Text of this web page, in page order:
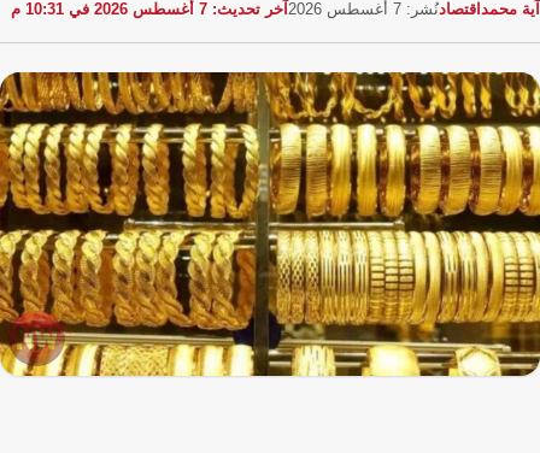
آية محمد اقتصادنُشر: 7 أغسطس 2026 آخر تحديث: 7 أغسطس 2026 في 10:31 م